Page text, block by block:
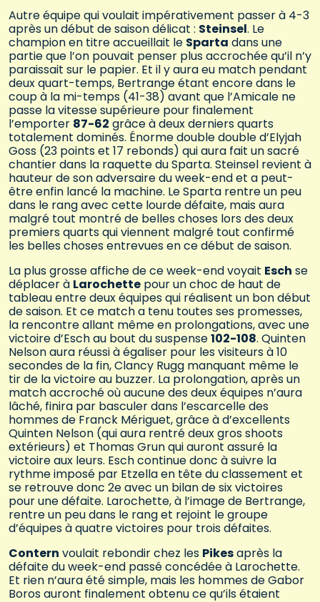
Autre équipe qui voulait impérativement passer à 4-3
après un début de saison délicat : Steinsel. Le
champion en titre accueillait le Sparta dans une
partie que l’on pouvait penser plus accrochée qu’il n’y
paraissait sur le papier. Et il y aura eu match pendant
deux quart-temps, Bertrange étant encore dans le
coup à la mi-temps (41-38) avant que l’Amicale ne
passe la vitesse supérieure pour finalement
l’emporter 87-62 grâce à deux derniers quarts
totalement dominés. Énorme double double d’Elyjah
Goss (23 points et 17 rebonds) qui aura fait un sacré
chantier dans la raquette du Sparta. Steinsel revient à
hauteur de son adversaire du week-end et a peut-
être enfin lancé la machine. Le Sparta rentre un peu
dans le rang avec cette lourde défaite, mais aura
malgré tout montré de belles choses lors des deux
premiers quarts qui viennent malgré tout confirmé
les belles choses entrevues en ce début de saison.
La plus grosse affiche de ce week-end voyait Esch se
déplacer à Larochette pour un choc de haut de
tableau entre deux équipes qui réalisent un bon début
de saison. Et ce match a tenu toutes ses promesses,
la rencontre allant même en prolongations, avec une
victoire d’Esch au bout du suspense102-108. Quinten
Nelson aura réussi à égaliser pour les visiteurs à 10
secondes de la fin, Clancy Rugg manquant même le
tir de la victoire au buzzer. La prolongation, après un
match accroché où aucune des deux équipes n’aura
lâché, finira par basculer dans l’escarcelle des
hommes de Franck Mériguet, grâce à d’excellents
Quinten Nelson (qui aura rentré deux gros shoots
extérieurs) et Thomas Grun qui auront assuré la
victoire aux leurs. Esch continue donc à suivre la
rythme imposé par Etzella en tête du classement et
se retrouve donc 2e avec un bilan de six victoires
pour une défaite. Larochette, à l’image de Bertrange,
rentre un peu dans le rang et rejoint le groupe
d’équipes à quatre victoires pour trois défaites.
Contern voulait rebondir chez les Pikesaprès la
défaite du week-end passé concédée à Larochette.
Et rien n’aura été simple, mais les hommes de Gabor
Boros auront finalement obtenu ce qu’ils étaient